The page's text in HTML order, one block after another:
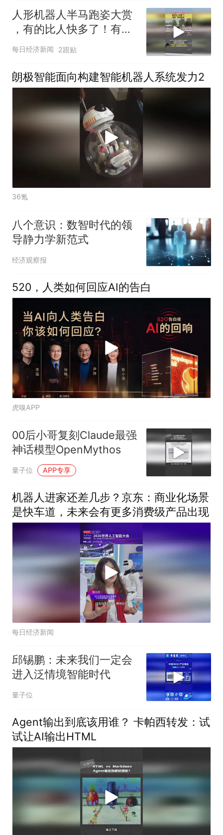
人形机器人半马跑姿大赏
，有的比人快多了！有的
“状况百出”
每日经济新闻 2跟贴
朗极智能面向构建智能机器人系统发力2
36氪
八个意识：数智时代的领
导静力学新范式
经济观察报
520，人类如何回应AI的告白
虎嗅APP
00后小哥复刻Claude最强
神话模型OpenMythos
量子位 APP专享
机器人进家还差几步？京东：商业化场景
是快车道，未来会有更多消费级产品出现
每日经济新闻
邱锡鹏：未来我们一定会
进入泛情境智能时代
量子位
Agent输出到底该用谁？ 卡帕西转发：试
试让AI输出HTML